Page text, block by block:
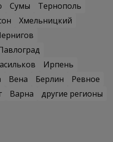
Сумы
Тернополь
Хмельницкий
Ирпень
Вена Берлин
Ревное
Варна
другие регионы